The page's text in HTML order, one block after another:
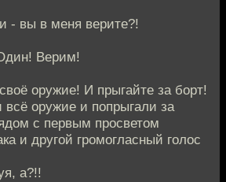
- вы в меня верите?!
Верим!
оружие! И прыгайте за борт!
всё оружие и попрыгали за
с первым просветом
и другой громогласный голос
а?!!